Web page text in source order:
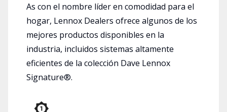
As con el nombre líder en comodidad para el
hogar, Lennox Dealers ofrece algunos de los
mejores productos disponibles en la
industria, incluidos sistemas altamente
eficientes de la colección Dave Lennox
Signature®.